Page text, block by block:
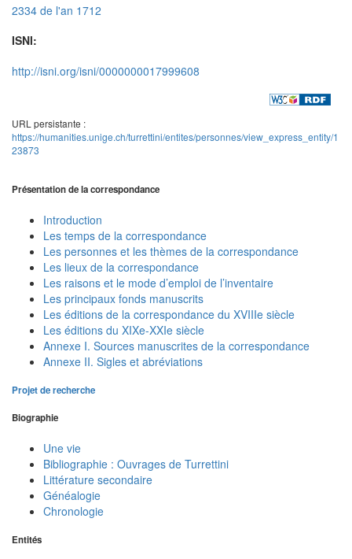
2334 de l'an 1712
ISNI:
http://isni.org/isni/0000000017999608
URL persistante :
https://humanities.unige.ch/turrettini/entites/personnes/view_express_entity/1
23873
Présentation de la correspondance
Introduction
Les temps de la correspondance
Les personnes et les thèmes de la correspondance
Les lieux de la correspondance
Les raisons et le mode d’emploi de l’inventaire
Les principaux fonds manuscrits
Les éditions de la correspondance du XVIIIe siècle
Les éditions du XIXe-XXIe siècle
Annexe I. Sources manuscrites de la correspondance
Annexe II. Sigles et abréviations
Projet de recherche
Biographie
Une vie
Bibliographie : Ouvrages de Turrettini
Littérature secondaire
Généalogie
Chronologie
Entités